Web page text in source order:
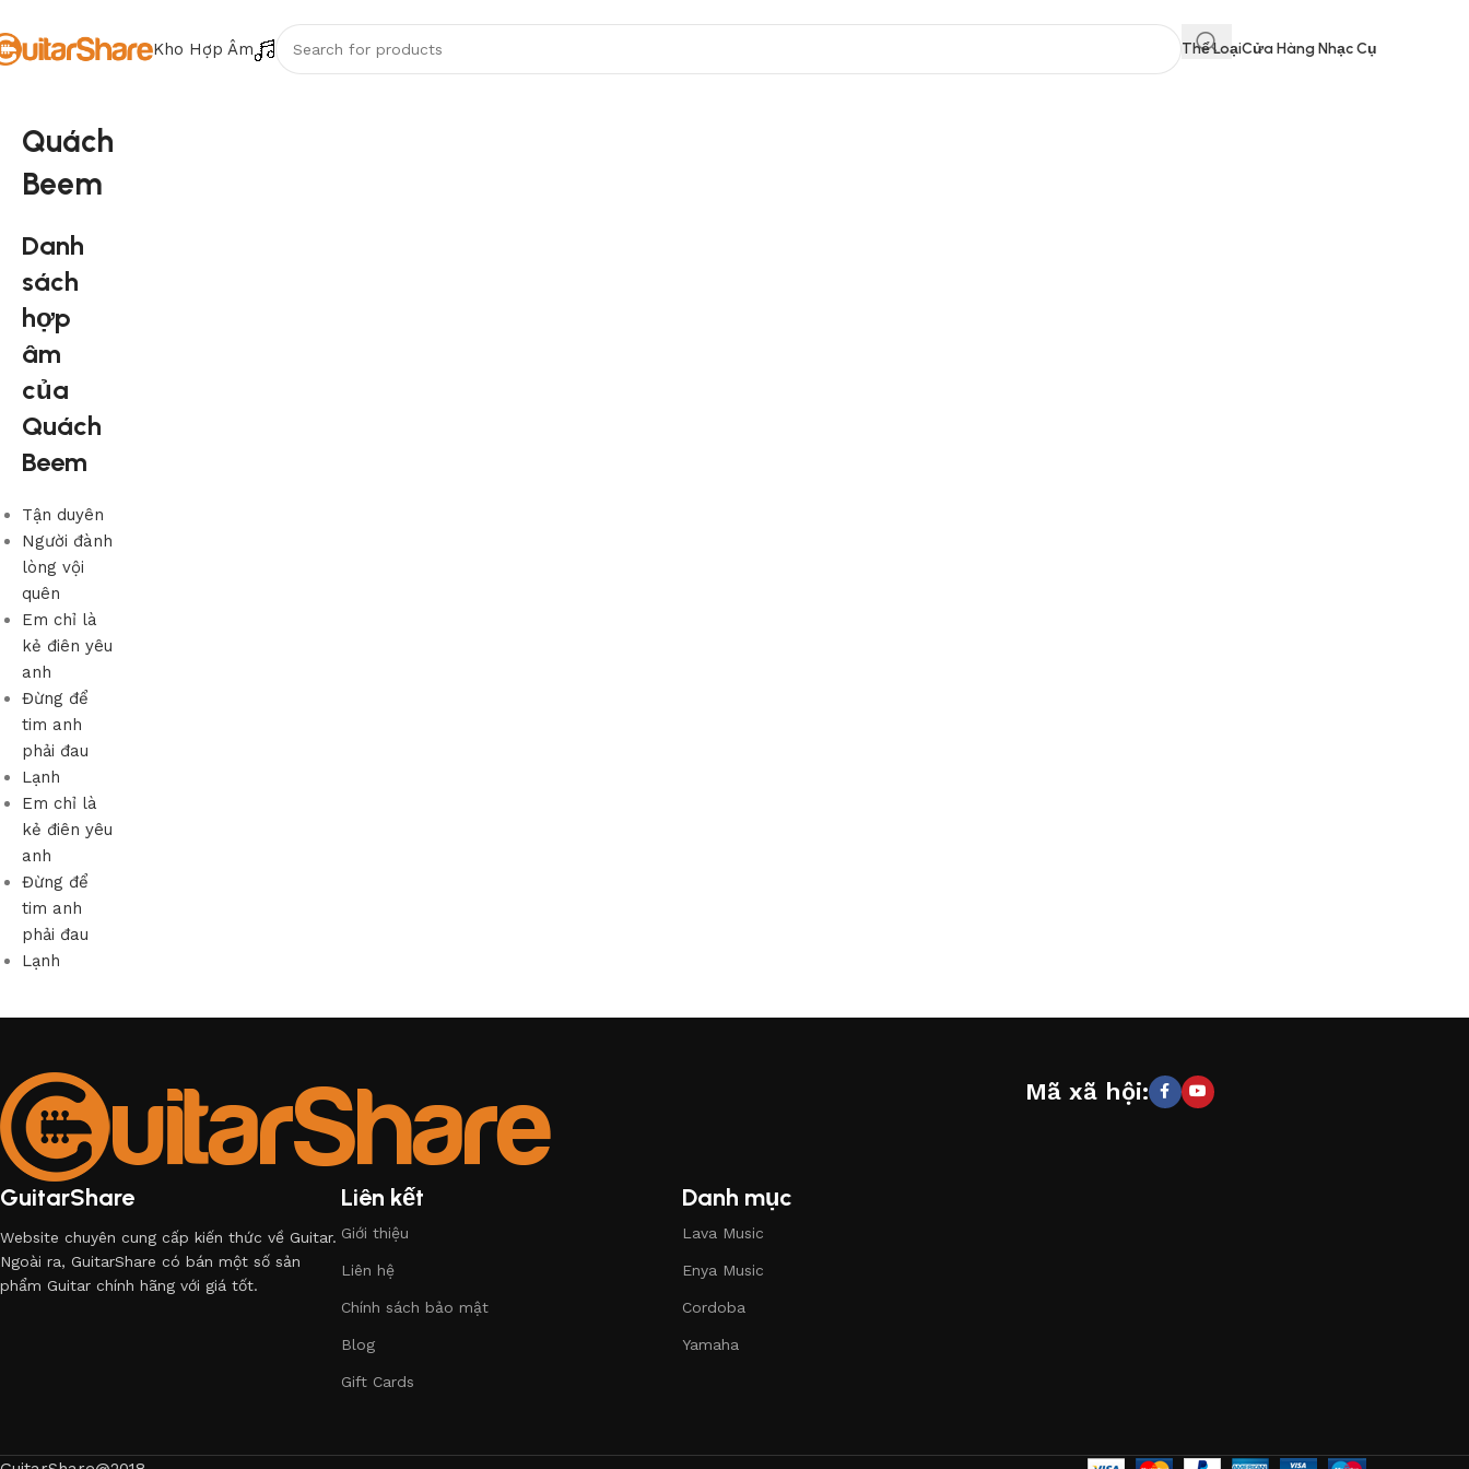
Kho Hợp Âm Thể LoạiCửa Hàng Nhạc Cụ
Quách
Beem
Danh
sách
hợp
âm
của
Quách
Beem
Tận duyên
Người đành
lòng vội
quên
Em chỉ là
kẻ điên yêu
anh
Đừng để
tim anh
phải đau
Lạnh
Em chỉ là
kẻ điên yêu
anh
Đừng để
tim anh
phải đau
Lạnh
GuitarShare
Website chuyên cung cấp kiến thức về Guitar.
Ngoài ra, GuitarShare có bán một số sản
phẩm Guitar chính hãng với giá tốt.
Liên kết
Giới thiệu
Liên hệ
Chính sách bảo mật
Blog
Gift Cards
Danh mục
Lava Music
Enya Music
Cordoba
Yamaha
Mã xã hội: